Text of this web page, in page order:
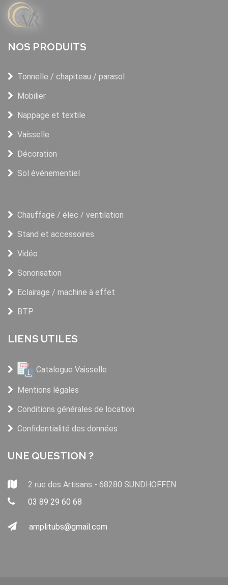
NOS PRODUITS
Tonnelle / chapiteau / parasol
Mobilier
Nappage et textile
Vaisselle
Décoration
Sol événementiel
Chauffage / élec / ventilation
Stand et accessoires
Vidéo
Sonorisation
Eclairage / machine à effet
BTP
LIENS UTILES
Catalogue Vaisselle
Mentions légales
Conditions générales de location
Confidentialité des données
UNE QUESTION ?
2 rue des Artisans - 68280 SUNDHOFFEN
03 89 29 60 68
amplitubs@gmail.com